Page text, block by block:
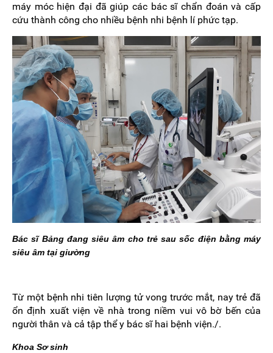
máy móc hiện đại đã giúp các bác sĩ chẩn đoán và cấp
cứu thành công cho nhiều bệnh nhi bệnh lí phức tạp.
Bác sĩ Bảng đang siêu âm cho trẻ sau sốc điện bằng máy
siêu âm tại giường
Từ một bệnh nhi tiên lượng tử vong trước mắt, nay trẻ đã
ổn định xuất viện về nhà trong niềm vui vô bờ bến của
người thân và cả tập thể y bác sĩ hai bệnh viện./.
Khoa Sơ sinh